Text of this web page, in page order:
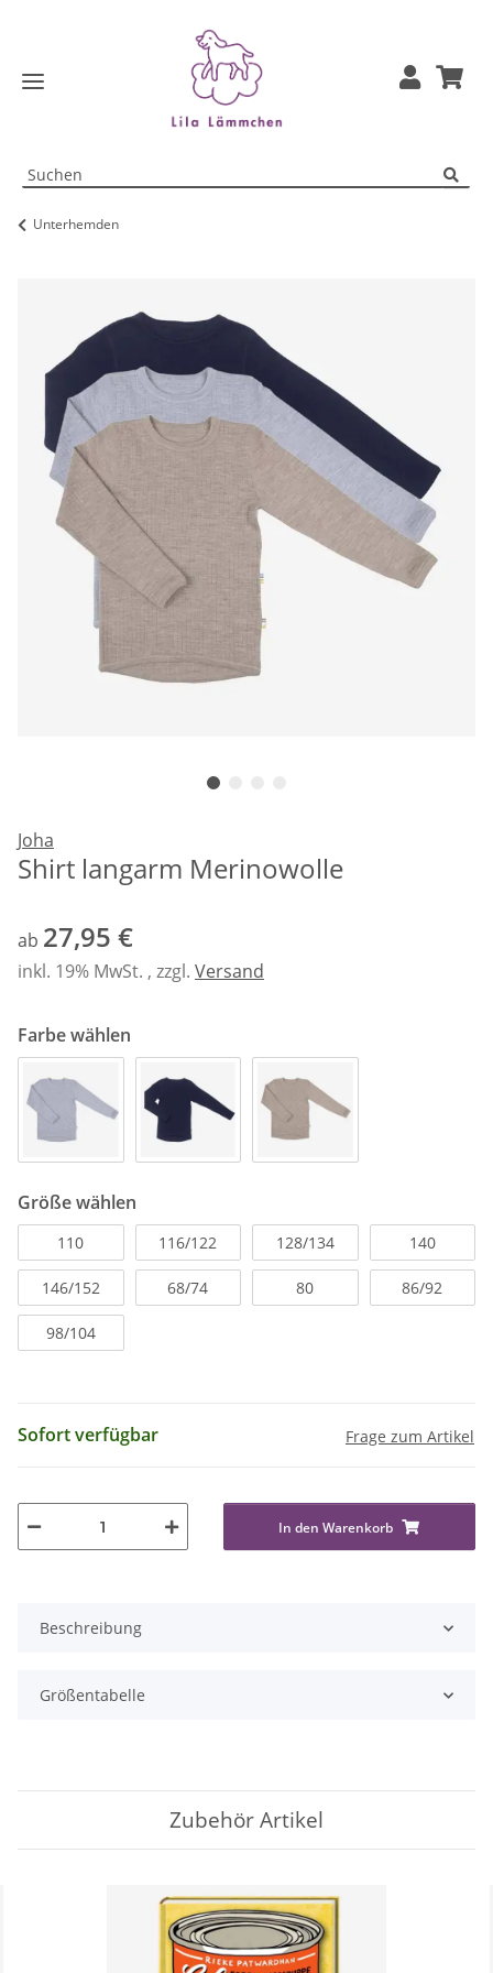
Unterhemden
Joha
Shirt langarm Merinowolle
ab 27,95 €
inkl. 19% MwSt. , zzgl. Versand
Farbe wählen
Größe wählen
110 116/122 128/134 140
146/152 68/74 80 86/92
98/104
Sofort verfügbar Frage zum Artikel
In den Warenkorb
Beschreibung
Größentabelle
Zubehör Artikel